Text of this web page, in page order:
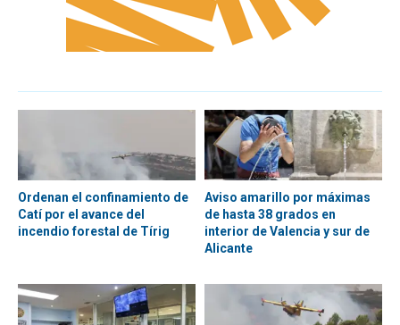
Ordenan el confinamiento de
Catí por el avance del
incendio forestal de Tírig
Aviso amarillo por máximas
de hasta 38 grados en
interior de Valencia y sur de
Alicante